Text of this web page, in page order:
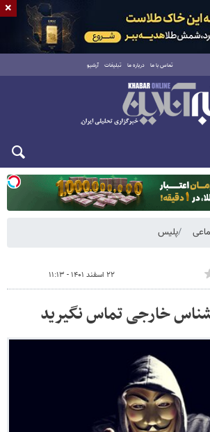
تماس با ما درباره ما تبلیغات آرشیو
۱۹ مرداد ۱۴۰۵
پلیس
۲۲ اسفند ۱۴۰۱ - ۱۱:۱۳
خارجی تماس نگیرید
×